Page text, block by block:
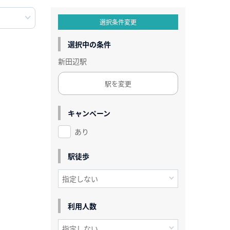
選択条件変更
選択中の条件
新田辺駅
駅を変更
キャンペーン
あり
駅徒歩
利用人数